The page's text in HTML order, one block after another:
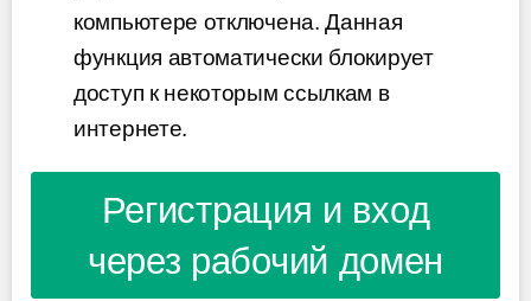
компьютере отключена. Данная
функция автоматически блокирует
доступ к некоторым ссылкам в
интернете.
Регистрация и вход
через рабочий домен